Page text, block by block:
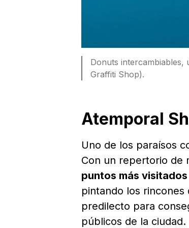
Donuts intercambiables,
Graffiti Shop).
Atemporal
Uno de los paraísos
Con un repertorio de
puntos más visitados
pintando los
predilecto para
públicos de la ciudad.